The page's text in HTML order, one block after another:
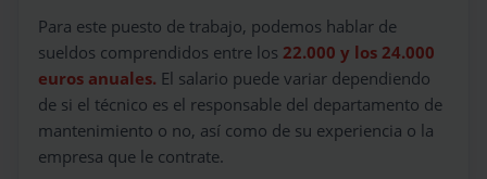
Para este puesto de trabajo, podemos hablar de
sueldos comprendidos entre los 22.000 y los 24.000
euros anuales. El salario puede variar dependiendo
de si el técnico es el responsable del departamento de
mantenimiento o no, así como de su experiencia o la
empresa que le contrate.